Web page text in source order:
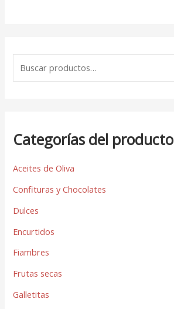
Categorías del producto
Aceites de Oliva
Confituras y Chocolates
Dulces
Encurtidos
Fiambres
Frutas secas
Galletitas